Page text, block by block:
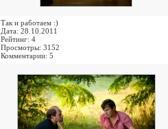
Так и работаем :)
Дата: 28.10.2011
Рейтинг: 4
Просмотры: 3152
Комментарии: 5